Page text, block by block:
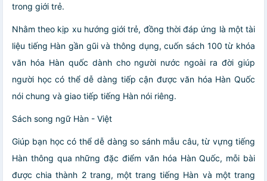
trong giới trẻ.
Nhằm theo kịp xu hướng giới trẻ, đồng thời đáp ứng là một tài
liệu tiếng Hàn gần gũi và thông dụng, cuốn sách 100 từ khóa
văn hóa Hàn quốc dành cho người nước ngoài ra đời giúp
người học có thể dễ dàng tiếp cận được văn hóa Hàn Quốc
nói chung và giao tiếp tiếng Hàn nói riêng.
Sách song ngữ Hàn - Việt
Giúp bạn học có thể dễ dàng so sánh mẫu câu, từ vựng tiếng
Hàn thông qua những đặc điểm văn hóa Hàn Quốc, mỗi bài
được chia thành 2 trang, một trang tiếng Hàn và một trang